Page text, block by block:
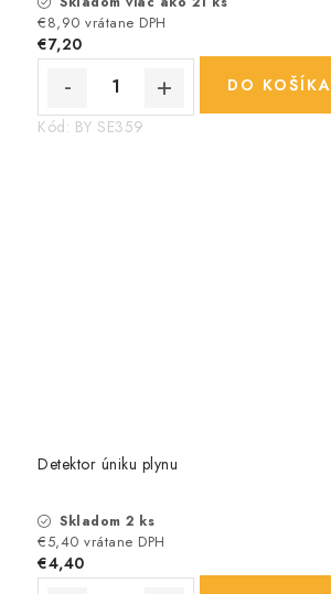
€8,90 vrátane DPH
€7,20
DO KOŠÍKA
Kód: BY SE359
Detektor úniku plynu
Skladom 2 ks
€5,40 vrátane DPH
€4,40